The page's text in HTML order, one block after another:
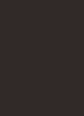
ご質問等につきま